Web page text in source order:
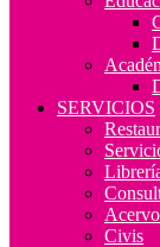
SERVICIOS
Civis